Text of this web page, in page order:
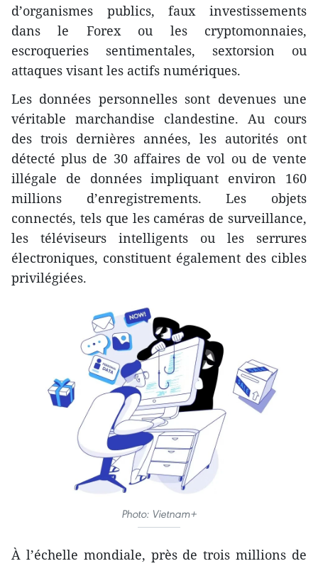
d’organismes publics, faux investissements
dans le Forex ou les cryptomonnaies,
escroqueries sentimentales, sextorsion ou
attaques visant les actifs numériques.
Les données personnelles sont devenues une
véritable marchandise clandestine. Au cours
des trois dernières années, les autorités ont
détecté plus de 30 affaires de vol ou de vente
illégale de données impliquant environ 160
millions d’enregistrements. Les objets
connectés, tels que les caméras de surveillance,
les téléviseurs intelligents ou les serrures
électroniques, constituent également des cibles
privilégiées.
Photo: Vietnam+
À l’échelle mondiale, près de trois millions de